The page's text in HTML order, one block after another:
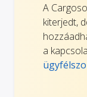
A
kiterjedt,
a